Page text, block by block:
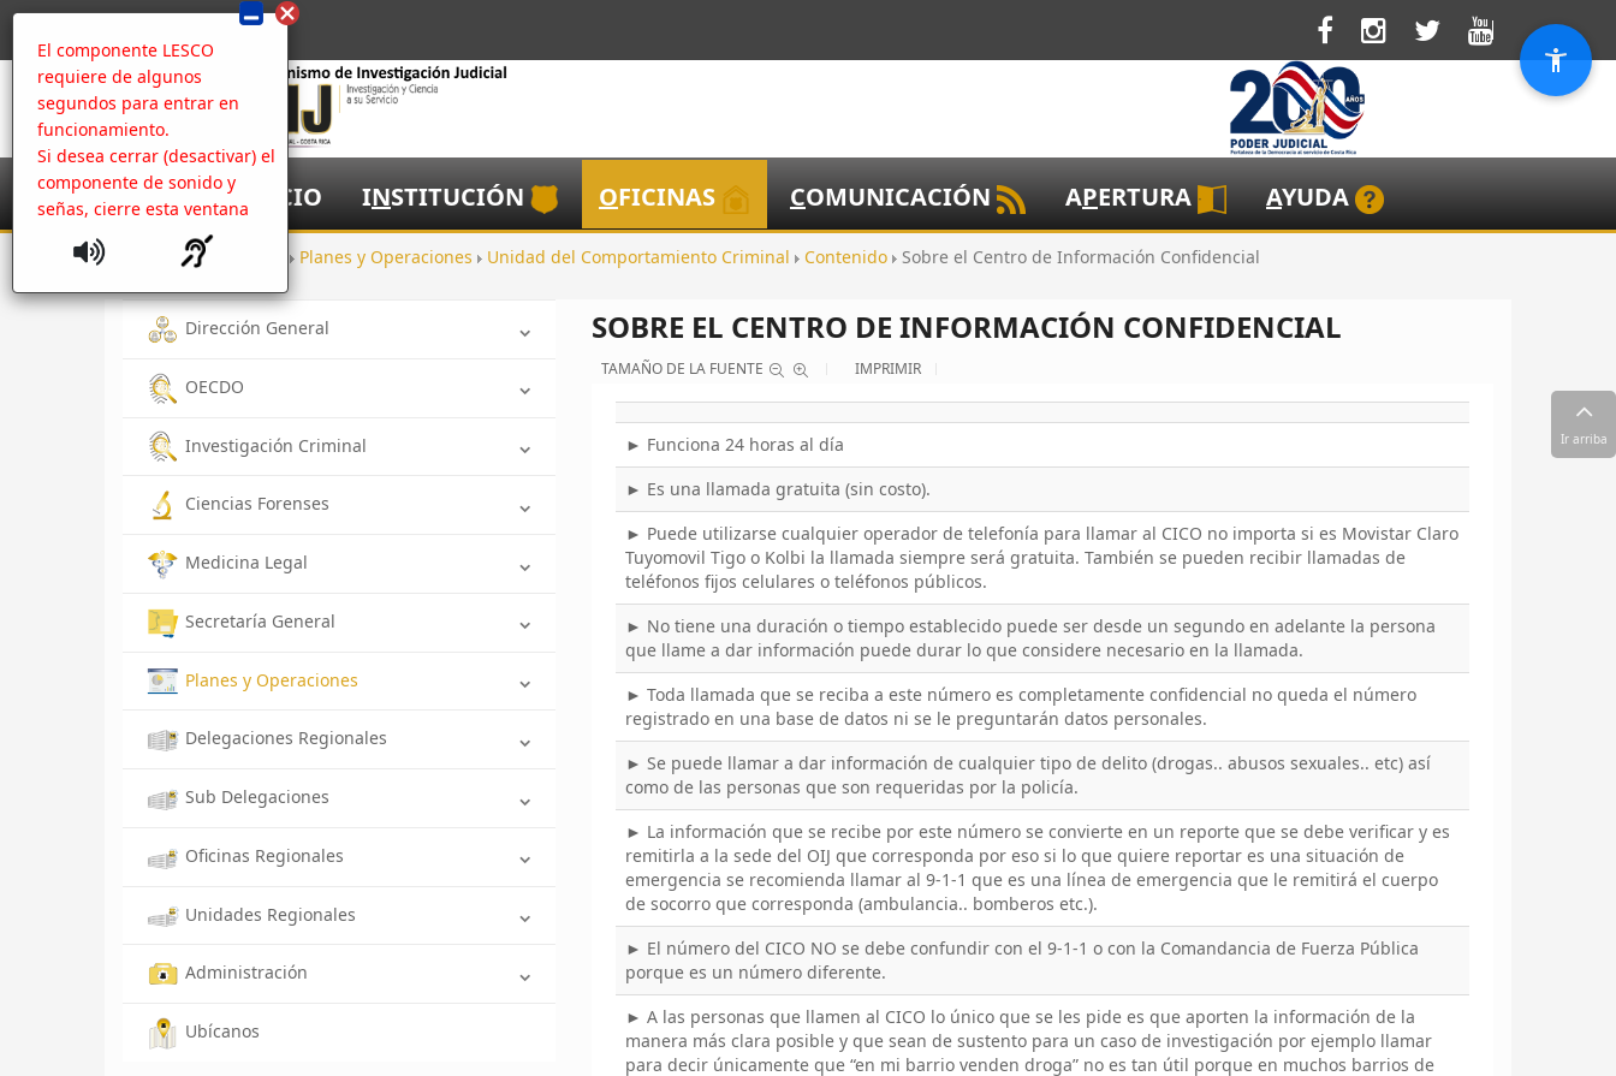
El componente LESCO
requiere de algunos
segundos para entrar en
funcionamiento.
Si desea cerrar (desactivar) el
componente de sonido y
señas, cierre esta ventana
NICIO INSTITUCIÓN OFICINAS COMUNICACIÓN APERTURA AYUDA
Inicio Planes y Operaciones Unidad del Comportamiento Criminal Contenido Sobre el Centro de Información Confidencial
Dirección General
OECDO
Investigación Criminal
Ciencias Forenses
Medicina Legal
Secretaría General
Planes y Operaciones
Delegaciones Regionales
Sub Delegaciones
Oficinas Regionales
Unidades Regionales
Administración
Ubícanos
SOBRE EL CENTRO DE INFORMACIÓN CONFIDENCIAL
TAMAÑO DE LA FUENTE IMPRIMIR
► Funciona 24 horas al día
► Es una llamada gratuita (sin costo).
► Puede utilizarse cualquier operador de telefonía para llamar al CICO no importa si es Movistar Claro
Tuyomovil Tigo o Kolbi la llamada siempre será gratuita. También se pueden recibir llamadas de
teléfonos fijos celulares o teléfonos públicos.
► No tiene una duración o tiempo establecido puede ser desde un segundo en adelante la persona
que llame a dar información puede durar lo que considere necesario en la llamada.
► Toda llamada que se reciba a este número es completamente confidencial no queda el número
registrado en una base de datos ni se le preguntarán datos personales.
► Se puede llamar a dar información de cualquier tipo de delito (drogas.. abusos sexuales.. etc) así
como de las personas que son requeridas por la policía.
► La información que se recibe por este número se convierte en un reporte que se debe verificar y es
remitirla a la sede del OIJ que corresponda por eso si lo que quiere reportar es una situación de
emergencia se recomienda llamar al 9-1-1 que es una línea de emergencia que le remitirá el cuerpo
de socorro que corresponda (ambulancia.. bomberos etc.).
► El número del CICO NO se debe confundir con el 9-1-1 o con la Comandancia de Fuerza Pública
porque es un número diferente.
► A las personas que llamen al CICO lo único que se les pide es que aporten la información de la
manera más clara posible y que sean de sustento para un caso de investigación por ejemplo llamar
para decir únicamente que “en mi barrio venden droga” no es tan útil porque en muchos barrios de
Ir arriba